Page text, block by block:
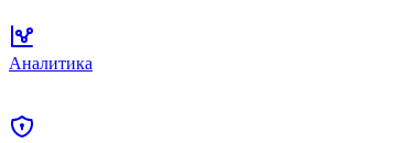
Аналитика